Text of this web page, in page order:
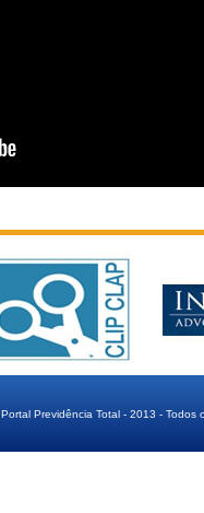
Portal Previdência Total - 2013 - Todos